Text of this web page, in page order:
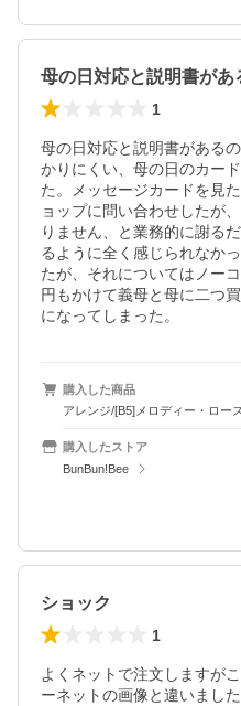
1
母の日対応と説明書がある
かりにくい、母の日のカー
た。メッセージカードを見
ョップに問い合わせしたが
りません、と業務的に謝る
るように全く感じられなか
たが、それについてはノー
円もかけて義母と母に二つ
になってしまった。
購入した商品
アレンジ/[B5]メロディー・ロー
購入したストア
BunBun!Bee
ショック
1
よくネットで注文しますが
ーネットの画像と違いまし